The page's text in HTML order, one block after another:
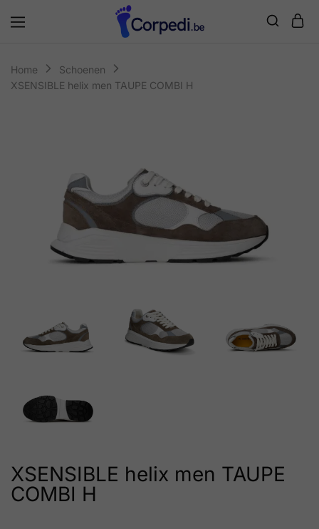
Home
Schoenen
XSENSIBLE helix men TAUPE COMBI H
XSENSIBLE helix men TAUPE
COMBI H